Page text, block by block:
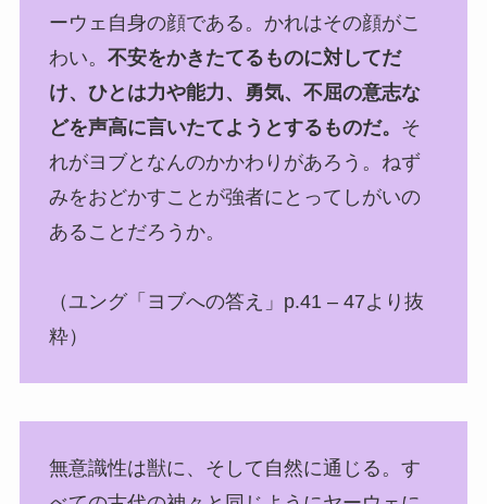
ーウェ自身の顔である。かれはその顔がこ
わい。 不安をかきたてるものに対してだ
け、ひとは力や能力、勇気、不屈の意志な
どを声高に言いたてようとするものだ。 そ
れがヨブとなんのかかわりがあろう。ねず
みをおどかすことが強者にとってしがいの
あることだろうか。
（ユング「ヨブへの答え」p.41 – 47より抜
粋）
無意識性は獣に、そして自然に通じる。す